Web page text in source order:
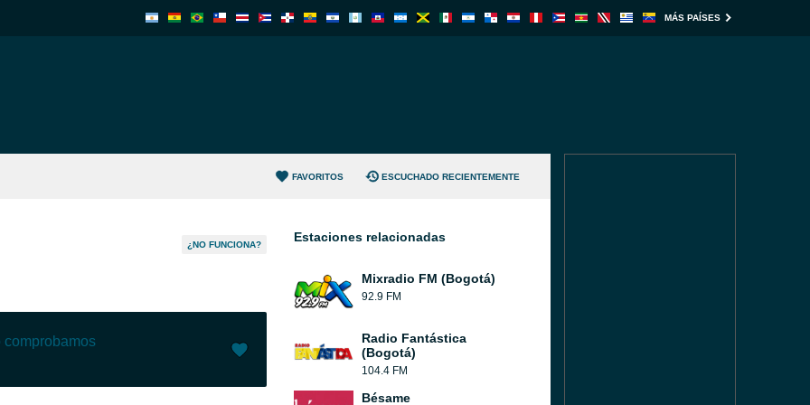
MÁS PAÍSES
FAVORITOS ESCUCHADO RECIENTEMENTE
¿NO FUNCIONA?
comprobamos
Estaciones relacionadas
Mixradio FM (Bogotá)
92.9 FM
Radio Fantástica
(Bogotá)
104.4 FM
Bésame